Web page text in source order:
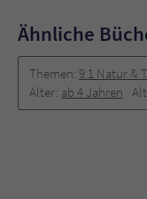
Ähnliche
Themen: 9.1 Natur &
Alter: ab 4 Jahren